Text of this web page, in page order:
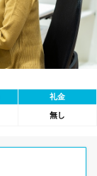
礼金
無し